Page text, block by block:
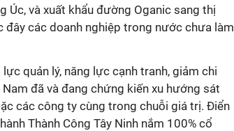
và xuất khẩu đường Oganic sang thị
đây các doanh nghiệp trong nước chưa làm
quản lý, năng lực cạnh tranh, giảm chi
đã và đang chứng kiến xu hướng sát
các công ty cùng trong chuỗi giá trị. Điển
Thành Công Tây Ninh nắm 100% cổ